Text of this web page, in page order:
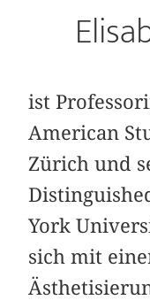
ist
American
Zürich und
York
sich mit